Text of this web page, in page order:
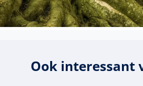
Ook interessant